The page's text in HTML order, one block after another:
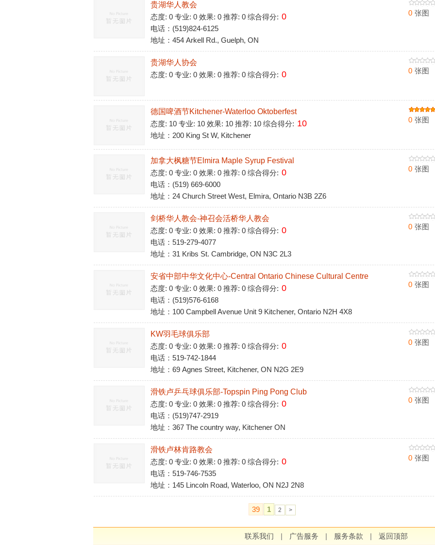
贵湖华人教会
态度: 0 专业: 0 效果: 0 推荐: 0 综合得分: 0
电话：(519)824-6125
地址：454 Arkell Rd., Guelph, ON
0 张图
贵湖华人协会
态度: 0 专业: 0 效果: 0 推荐: 0 综合得分: 0
0 张图
德国啤酒节Kitchener-Waterloo Oktoberfest
态度: 10 专业: 10 效果: 10 推荐: 10 综合得分: 10
地址：200 King St W, Kitchener
0 张图
加拿大枫糖节Elmira Maple Syrup Festival
态度: 0 专业: 0 效果: 0 推荐: 0 综合得分: 0
电话：(519) 669-6000
地址：24 Church Street West, Elmira, Ontario N3B 2Z6
0 张图
剑桥华人教会-神召会活桥华人教会
态度: 0 专业: 0 效果: 0 推荐: 0 综合得分: 0
电话：519-279-4077
地址：31 Kribs St. Cambridge, ON N3C 2L3
0 张图
安省中部中华文化中心-Central Ontario Chinese Cultural Centre
态度: 0 专业: 0 效果: 0 推荐: 0 综合得分: 0
电话：(519)576-6168
地址：100 Campbell Avenue Unit 9 Kitchener, Ontario N2H 4X8
0 张图
KW羽毛球俱乐部
态度: 0 专业: 0 效果: 0 推荐: 0 综合得分: 0
电话：519-742-1844
地址：69 Agnes Street, Kitchener, ON N2G 2E9
0 张图
滑铁卢乒乓球俱乐部-Topspin Ping Pong Club
态度: 0 专业: 0 效果: 0 推荐: 0 综合得分: 0
电话：(519)747-2919
地址：367 The country way, Kitchener ON
0 张图
滑铁卢林肯路教会
态度: 0 专业: 0 效果: 0 推荐: 0 综合得分: 0
电话：519-746-7535
地址：145 Lincoln Road, Waterloo, ON N2J 2N8
0 张图
39 1 2 >
联系我们 | 广告服务 | 服务条款 | 返回顶部